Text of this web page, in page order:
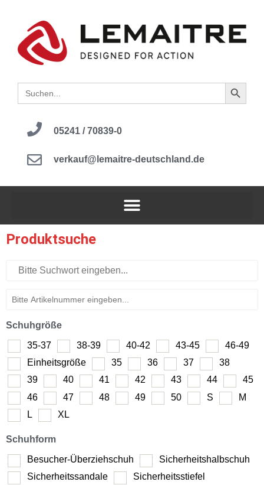
Search
for:
Search
05241 / 70839-0
verkauf@lemaitre-deutschland.de
Produktsuche
Schuhgröße
35-37
38-39 40-42 43-45
46-49
Einheitsgröße
35 36 37
38
39
40 41 42 43 44
45
46
47 48 49 50 S
M
L
XL
Schuhform
Besucher-Überziehschuh
Sicherheitshalbschuh
Sicherheitssandale
Sicherheitsstiefel